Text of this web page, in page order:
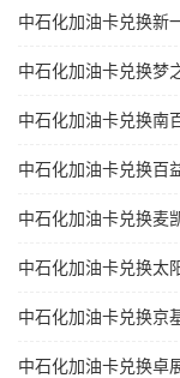
中石化加油卡兑换新
中石化加油卡兑换梦
中石化加油卡兑换南
中石化加油卡兑换百
中石化加油卡兑换麦
中石化加油卡兑换太
中石化加油卡兑换京
中石化加油卡兑换卓